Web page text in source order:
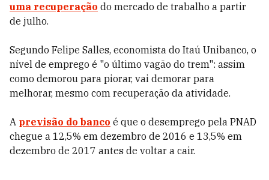
uma recuperação do mercado de trabalho a partir
de julho.
Segundo Felipe Salles, economista do Itaú Unibanco, o
nível de emprego é "o último vagão do trem": assim
como demorou para piorar, vai demorar para
melhorar, mesmo com recuperação da atividade.
A previsão do banco é que o desemprego pela PNAD
chegue a 12,5% em dezembro de 2016 e 13,5% em
dezembro de 2017 antes de voltar a cair.